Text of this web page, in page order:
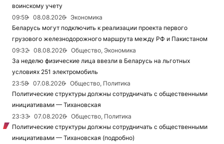
воинскому учету
09:59
08.08.2026
Экономика
Беларусь могут подключить к реализации проекта первого
грузового железнодорожного маршрута между РФ и Пакистаном
09:32
08.08.2026
Общество, Экономика
За неделю физические лица ввезли в Беларусь на льготных
условиях 251 электромобиль
23:58
07.08.2026
Общество, Политика
Политические структуры должны сотрудничать с общественными
инициативами — Тихановская
23:33
07.08.2026
Общество, Политика
Политические структуры должны сотрудничать с общественными
инициативами — Тихановская (подробно)